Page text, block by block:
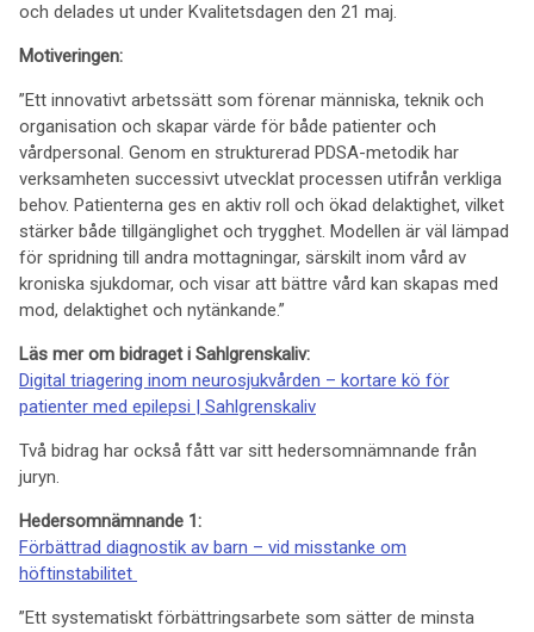
och delades ut under Kvalitetsdagen den 21 maj.
Motiveringen:
”Ett innovativt arbetssätt som förenar människa, teknik och
organisation och skapar värde för både patienter och
vårdpersonal. Genom en strukturerad PDSA-metodik har
verksamheten successivt utvecklat processen utifrån verkliga
behov. Patienterna ges en aktiv roll och ökad delaktighet, vilket
stärker både tillgänglighet och trygghet. Modellen är väl lämpad
för spridning till andra mottagningar, särskilt inom vård av
kroniska sjukdomar, och visar att bättre vård kan skapas med
mod, delaktighet och nytänkande.”
Läs mer om bidraget i Sahlgrenskaliv:
Digital triagering inom neurosjukvården – kortare kö för
patienter med epilepsi | Sahlgrenskaliv
Två bidrag har också fått var sitt hedersomnämnande från
juryn.
Hedersomnämnande 1:
Förbättrad diagnostik av barn – vid misstanke om
höftinstabilitet
”Ett systematiskt förbättringsarbete som sätter de minsta